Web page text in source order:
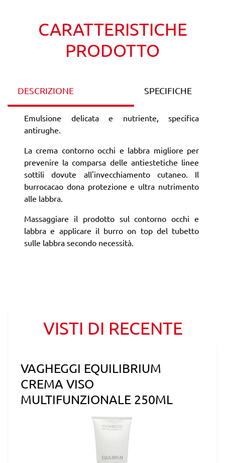
CARATTERISTICHE
PRODOTTO
DESCRIZIONE SPECIFICHE
Emulsione delicata e nutriente, specifica
antirughe.
La crema contorno occhi e labbra migliore per
prevenire la comparsa delle antiestetiche linee
sottili dovute all'invecchiamento cutaneo. Il
burrocacao dona protezione e ultra nutrimento
alle labbra.
Massaggiare il prodotto sul contorno occhi e
labbra e applicare il burro on top del tubetto
sulle labbra secondo necessità.
VISTI DI RECENTE
VAGHEGGI EQUILIBRIUM
CREMA VISO
MULTIFUNZIONALE 250ML